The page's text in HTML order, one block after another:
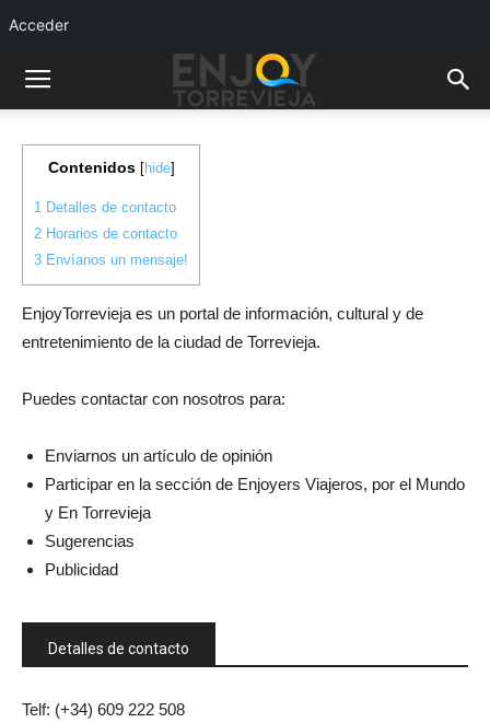
Contenidos hide]
1 Detalles de contacto
2 Horarios de contacto
3 Envíanos un mensaje!
EnjoyTorrevieja es un portal de información, cultural y de
entretenimiento de la ciudad de Torrevieja.
Puedes contactar con nosotros para:
Enviarnos un artículo de opinión
Participar en la sección de Enjoyers Viajeros, por el Mundo
y En Torrevieja
Sugerencias
Publicidad
Detalles de contacto
Telf: (+34) 609 222 508
Acceder